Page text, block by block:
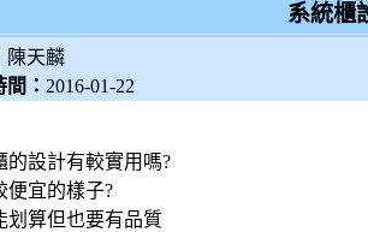
系統櫃
陳天麟
： 2016-01-22
的設計有較實用嗎?
便宜的樣子?
划算但也要有品質